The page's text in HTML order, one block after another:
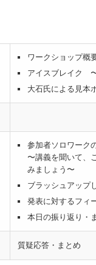
ワークショップ概
アイスブレイク
大石氏による見本
参加者ソロワーク
〜講義を聞いて、
みましょう〜
ブラッシュアップ
発表に対するフィ
本日の振り返り・
質疑応答・まとめ